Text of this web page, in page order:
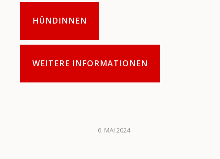
HÜNDINNEN
WEITERE INFORMATIONEN
6. MAI 2024